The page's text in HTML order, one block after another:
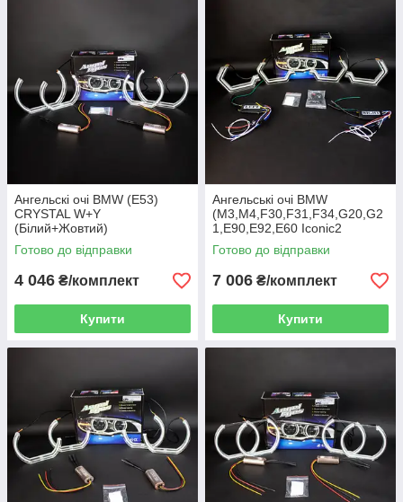
Ангельскі очі BMW (E53)
CRYSTAL W+Y
(Білий+Жовтий)
Готово до відправки
4 046 ₴/комплект
Купити
Ангельські очі BMW
(M3,M4,F30,F31,F34,G20,G2
1,E90,E92,E60 Iconic2
(Білий+Золотий ДХВ)
Готово до відправки
7 006 ₴/комплект
Купити